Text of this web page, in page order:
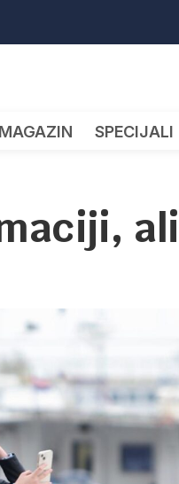
MAGAZIN SPECIJALI
ali